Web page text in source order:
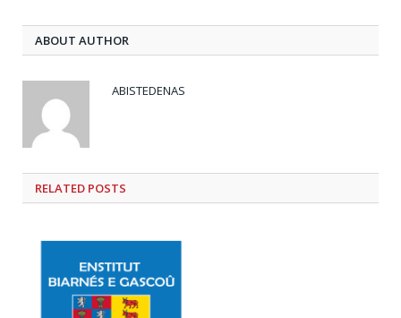
ABOUT AUTHOR
ABISTEDENAS
RELATED POSTS